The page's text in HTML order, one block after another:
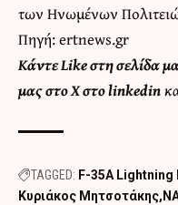
των Ηνωμένων
Πηγή:ertnews.gr
ΚάντεLike στη σελίδα
μας στοXστοlinkedin
TAGGED: F-35A Lightning II
Κυριάκος Μητσοτάκης